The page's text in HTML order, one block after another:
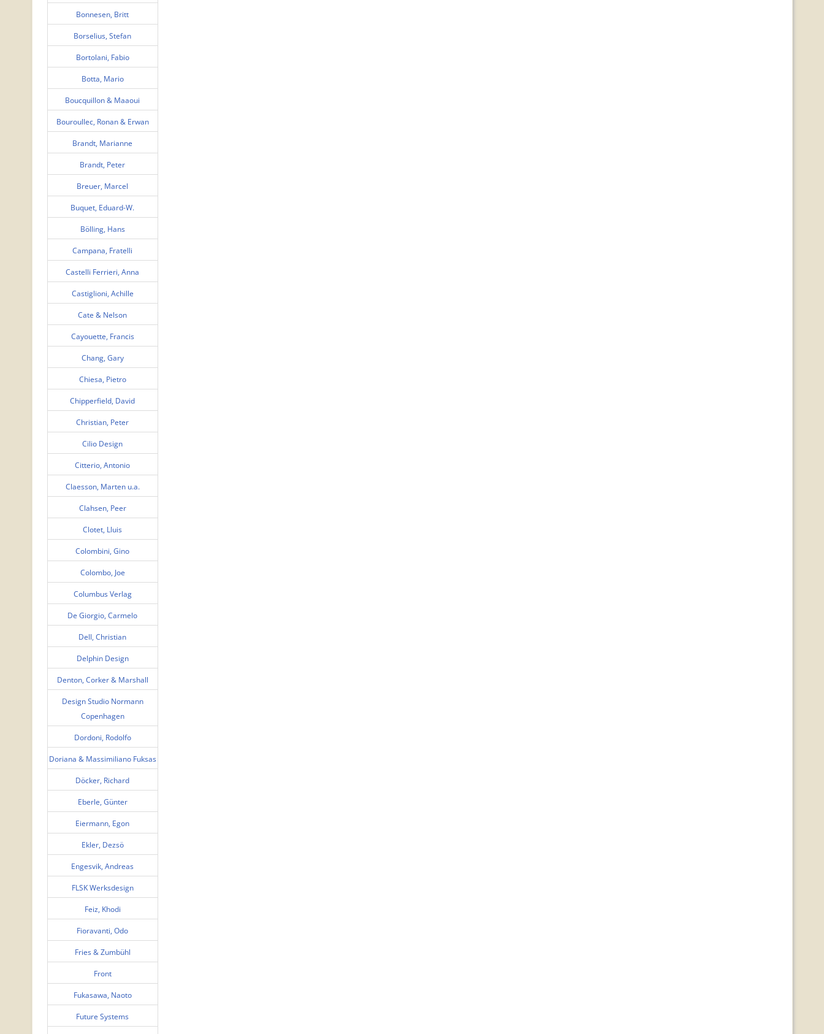
Bonnesen, Britt
Borselius, Stefan
Bortolani, Fabio
Botta, Mario
Boucquillon & Maaoui
Bouroullec, Ronan & Erwan
Brandt, Marianne
Brandt, Peter
Breuer, Marcel
Buquet, Eduard-W.
Bölling, Hans
Campana, Fratelli
Castelli Ferrieri, Anna
Castiglioni, Achille
Cate & Nelson
Cayouette, Francis
Chang, Gary
Chiesa, Pietro
Chipperfield, David
Christian, Peter
Cilio Design
Citterio, Antonio
Claesson, Marten u.a.
Clahsen, Peer
Clotet, Lluis
Colombini, Gino
Colombo, Joe
Columbus Verlag
De Giorgio, Carmelo
Dell, Christian
Delphin Design
Denton, Corker & Marshall
Design Studio Normann
Copenhagen
Dordoni, Rodolfo
Doriana & Massimiliano Fuksas
Döcker, Richard
Eberle, Günter
Eiermann, Egon
Ekler, Dezsö
Engesvik, Andreas
FLSK Werksdesign
Feiz, Khodi
Fioravanti, Odo
Fries & Zumbühl
Front
Fukasawa, Naoto
Future Systems